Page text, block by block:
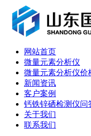
网站首页
微量元素分析仪
微量元素分析仪价
新闻资讯
客户案例
钙铁锌硒检测仪问
关于我们
联系我们